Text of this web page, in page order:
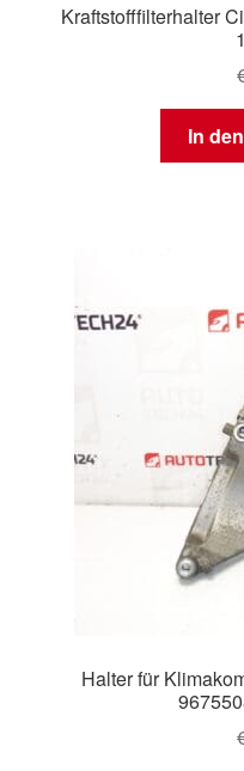
Kraftstofffilterhalter
In
Halter für